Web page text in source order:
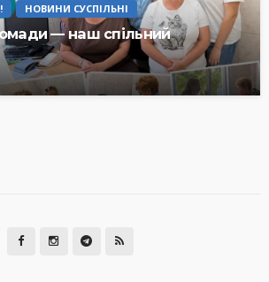
НОВИНИ СУСПІЛЬНІ
— наш спільний